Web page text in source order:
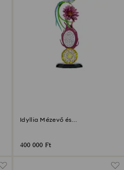
Idyllia Mézevő és
400 000 Ft